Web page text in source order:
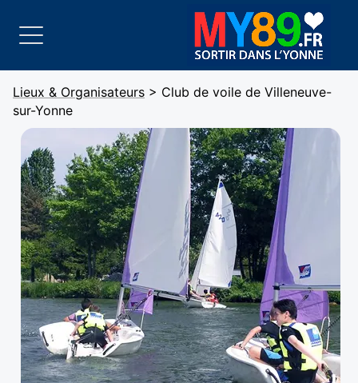
Lieux & Organisateurs > Club de voile de Villeneuve-
sur-Yonne